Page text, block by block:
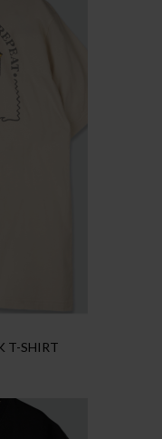
T-SHIRT